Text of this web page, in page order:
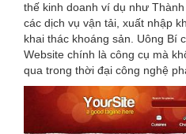
thế kinh doanh ví dụ như
các dịch vụ vận tải, xuất nhập
khai thác khoáng sản. Uông Bí
Website chính là công cụ mà
qua trong thời đại công nghệ